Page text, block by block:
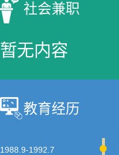
社会兼职
暂无内容
教育经历
1988.9-1992.7